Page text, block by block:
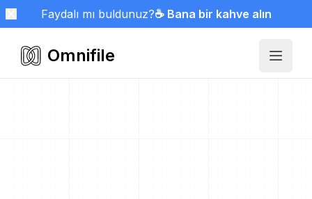
Faydalı mı buldunuz?☕ Bana bir kahve alın
Omnifile